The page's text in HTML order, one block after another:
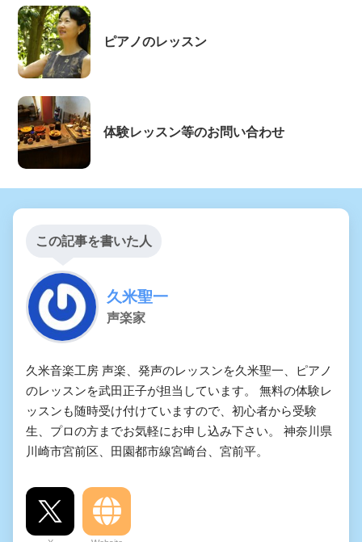
ピアノのレッスン
体験レッスン等のお問い合わせ
この記事を書いた人
久米聖一
声楽家
久米音楽工房 声楽、発声のレッスンを久米聖一、ピアノ
のレッスンを武田正子が担当しています。 無料の体験レ
ッスンも随時受け付けていますので、初心者から受験
生、プロの方までお気軽にお申し込み下さい。 神奈川県
川崎市宮前区、田園都市線宮崎台、宮前平。